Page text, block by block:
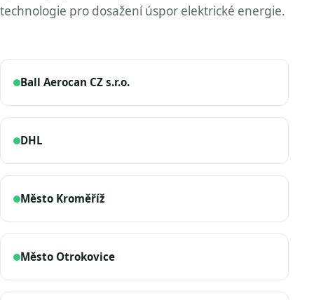
technologie pro dosažení úspor elektrické energie.
Ball Aerocan CZ s.r.o.
DHL
Město Kroměříž
Město Otrokovice